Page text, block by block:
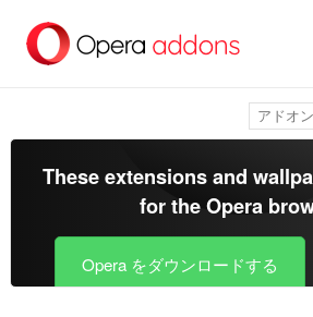
メ
ツ
These extensions and
for theOpera
Opera をダウンロードする